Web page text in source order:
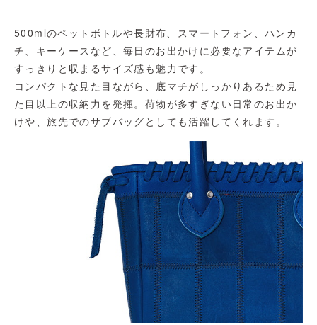
500mlのペットボトルや長財布、スマートフォン、ハンカ
チ、キーケースなど、毎日のお出かけに必要なアイテムが
すっきりと収まるサイズ感も魅力です。
コンパクトな見た目ながら、底マチがしっかりあるため見
た目以上の収納力を発揮。荷物が多すぎない日常のお出か
けや、旅先でのサブバッグとしても活躍してくれます。